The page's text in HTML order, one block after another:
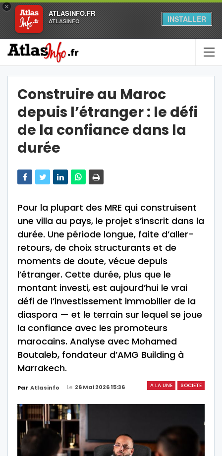
×
ATLASINFO.FR
ATLASINFO INSTALLER
Construire au Maroc
depuis l’étranger : le défi
de la confiance dans la
durée
Pour la plupart des MRE qui construisent
une villa au pays, le projet s’inscrit dans la
durée. Une période longue, faite d’aller-
retours, de choix structurants et de
moments de doute, vécue depuis
l’étranger. Cette durée, plus que le
montant investi, est aujourd’hui le vrai
défi de l’investissement immobilier de la
diaspora — et le terrain sur lequel se joue
la confiance avec les promoteurs
marocains. Analyse avec Mohamed
Boutaleb, fondateur d’AMG Building à
Marrakech.
A LA UNE SOCIETE
Par Atlasinfo Le 26 Mai 2026 15:36